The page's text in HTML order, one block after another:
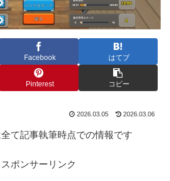
Facebook はてブ
Pinterest コピー
2026.03.05 2026.03.06
て記事執筆時点での情報です
スポンサーリンク